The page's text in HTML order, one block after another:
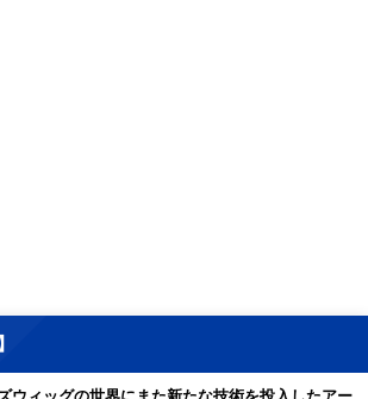
ウィッグの世界にまた新たな技術を投入したアー